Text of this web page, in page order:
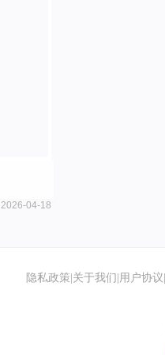
2026-04-18
隐私政策 关于我们 用户协议